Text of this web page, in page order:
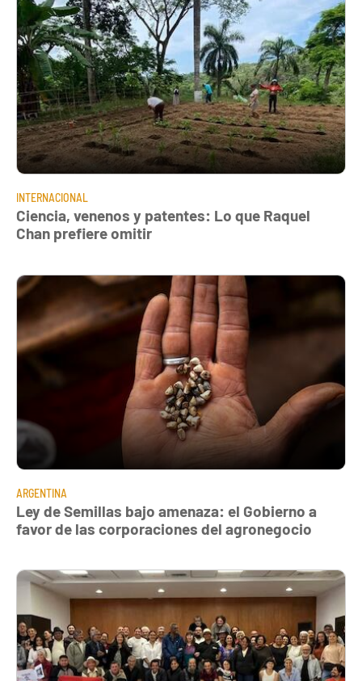
INTERNACIONAL
Ciencia, venenos y patentes: Lo que Raquel
Chan prefiere omitir
ARGENTINA
Ley de Semillas bajo amenaza: el Gobierno a
favor de las corporaciones del agronegocio